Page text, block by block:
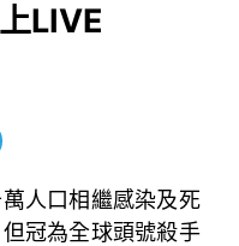
LIVE
人口相繼感染及死
冠為全球頭號殺手